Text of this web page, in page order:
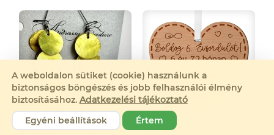
Andrassy Couture 6. Évfordulós Ajándék
A weboldalon sütiket (cookie) használunk a
biztonságos böngészés és jobb felhasználói élmény
biztosításához. Adatkezelési tájékoztató
Egyéni beállítások
Értem